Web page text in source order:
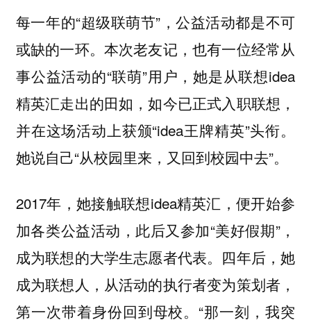
每一年的“超级联萌节”，公益活动都是不可
或缺的一环。本次老友记，也有一位经常从
事公益活动的“联萌”用户，她是从联想idea
精英汇走出的田如，如今已正式入职联想，
并在这场活动上获颁“idea王牌精英”头衔。
她说自己“从校园里来，又回到校园中去”。
2017年，她接触联想idea精英汇，便开始参
加各类公益活动，此后又参加“美好假期”，
成为联想的大学生志愿者代表。四年后，她
成为联想人，从活动的执行者变为策划者，
第一次带着身份回到母校。“那一刻，我突